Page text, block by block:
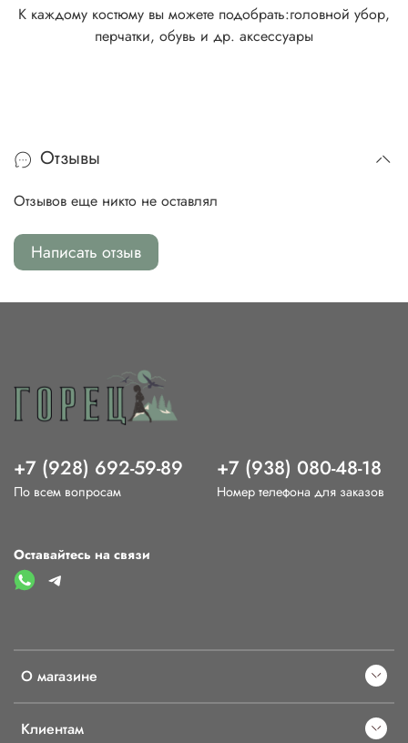
К каждому костюму вы можете подобрать:головной убор,
перчатки, обувь и др. аксессуары
Отзывы
Отзывов еще никто не оставлял
Написать отзыв
О магазине
Клиентам
+7 (928) 692-59-89
По всем вопросам
+7 (938) 080-48-18
Номер телефона для заказов
Оставайтесь на связи